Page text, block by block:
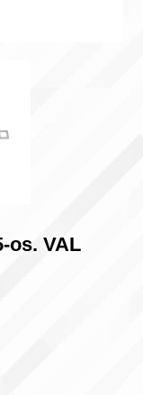
os. VAL